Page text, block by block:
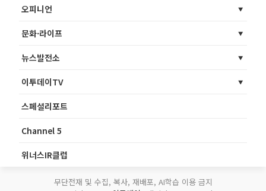
오피니언
문화·라이프
뉴스발전소
이투데이TV
스페셜리포트
Channel 5
위너스IR클럽
무단전재 및 수집, 복사, 재배포, AI학습 이용 금지